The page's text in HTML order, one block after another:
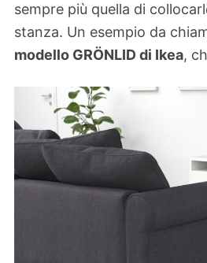
sempre più quella di
stanza. Un esempio da
modello GRÖNLID di Ikea,